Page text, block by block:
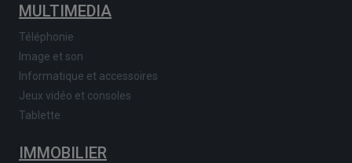
MULTIMEDIA
Téléphonie
Image et son
Informatique et accessoires
Jeux vidéo et consoles
Tablette
IMMOBILIER